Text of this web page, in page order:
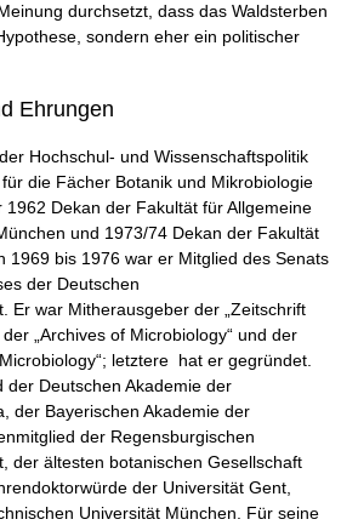
durchsetzt, dass das Waldsterben
sondern eher ein politischer
Ehrungen
Hochschul- und Wissenschaftspolitik
die Fächer Botanik und Mikrobiologie
Dekan der Fakultät für Allgemeine
und 1973/74 Dekan der Fakultät
1969 bis 1976 war er Mitglied des Senats
der Deutschen
Er war Mitherausgeber der „Zeitschrift
„Archives of Microbiology“ und der
letztere hat er gegründet.
der Deutschen Akademie der
der Bayerischen Akademie der
der Regensburgischen
der ältesten botanischen Gesellschaft
der Universität Gent,
Universität München. Für seine